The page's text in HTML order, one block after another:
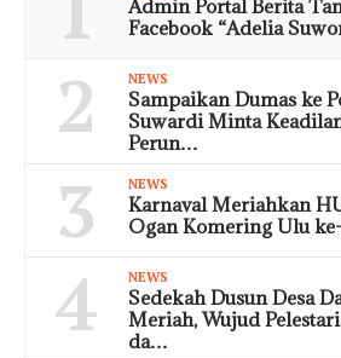
Admin Portal Berita
Facebook “Adelia
2 NEWS
Sampaikan Dumas ke
Suwardi Minta
Perun…
3 NEWS
Karnaval Meriahkan
Ogan Komering Ulu
4 NEWS
Sedekah Dusun Desa
Meriah, Wujud
da…